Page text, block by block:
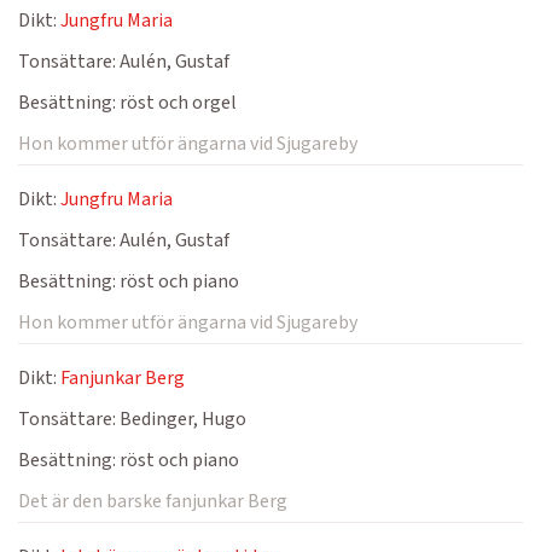
Dikt:Jungfru Maria
Tonsättare:Aulén, Gustaf
Besättning: röst och orgel
Hon kommer utför ängarna vid Sjugareby
Dikt:Jungfru Maria
Tonsättare:Aulén, Gustaf
Besättning: röst och piano
Hon kommer utför ängarna vid Sjugareby
Dikt: Fanjunkar Berg
Tonsättare: Bedinger, Hugo
Besättning: röst och piano
Det är den barske fanjunkar Berg